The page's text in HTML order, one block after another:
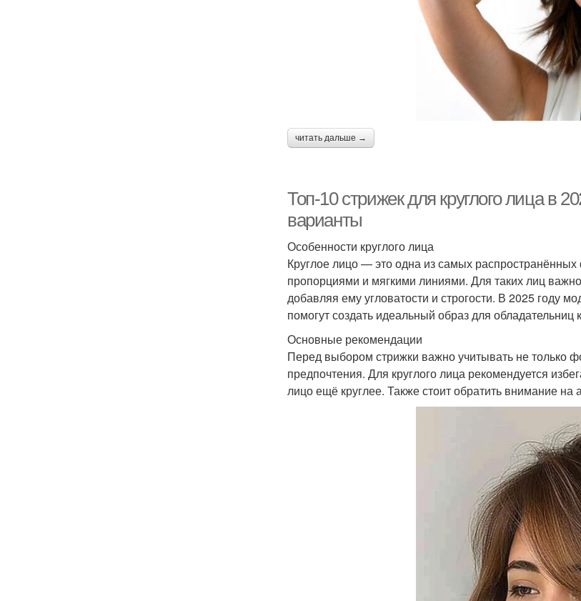
читать дальше →
Топ-10 стрижек для круглого лица в
варианты
Особенности круглого лица
Круглое лицо — это одна из самых
пропорциями и мягкими линиями. Для таких лиц
добавляя ему угловатости и строгости. В 2025 году
помогут создать идеальный образ для обладательниц
Основные рекомендации
Перед выбором стрижки важно учитывать не только
предпочтения. Для круглого лица рекомендуется
лицо ещё круглее. Также стоит обратить внимание